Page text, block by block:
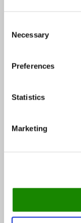
Selection
Necessary
Preferences
Statistics
MarketingSkønne